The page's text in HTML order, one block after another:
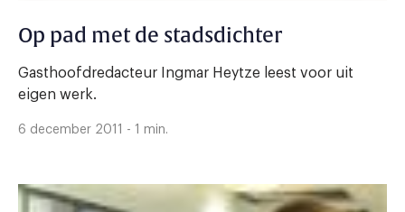
Op pad met de stadsdichter
Gasthoofdredacteur Ingmar Heytze leest voor uit
eigen werk.
6 december 2011 - 1 min.